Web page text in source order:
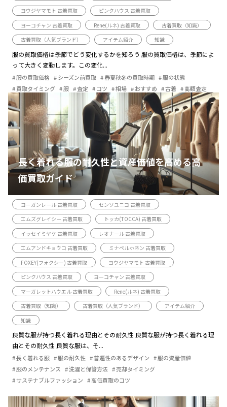
ヨウジヤマモト 古着買取
ピンクハウス 古着買取
ヨーコチャン 古着買取
Rene(ルネ) 古着買取
古着買取（知識）
古着買取（人気ブランド）
アイテム紹介 知識
服の買取価格は季節でどう変化するかを知ろう 服の買取価格は、季節によ
って大きく変動します。この変化...
服の買取価格 シーズン前買取 春夏秋冬の買取時期
服の状態
買取タイミング
服 査定 コツ 相場 おすすめ 古着 高額査定
長く着れる服の耐久性と資産価値を高める高
価買取ガイド
ヨーガンレール 古着買取
センソユニコ 古着買取
エムズグレイシー 古着買取
トッカ(TOCCA) 古着買取
イッセイミヤケ 古着買取
レオナール 古着買取
エムアンドキョウコ 古着買取
ミナペルホネン 古着買取
FOXEY(フォクシー) 古着買取
ヨウジヤマモト 古着買取
ピンクハウス 古着買取
ヨーコチャン 古着買取
マーガレットハウエル 古着買取
Rene(ルネ) 古着買取
古着買取（知識）
古着買取（人気ブランド）
アイテム紹介
知識
良質な服が持つ長く着れる理由とその耐久性 良質な服が持つ長く着れる理
由とその耐久性 良質な服は、そ...
長く着れる服 服の耐久性 普遍性のあるデザイン
服の資産価値
服のメンテナンス
洗濯と保管方法
売却タイミング
サステナブルファッション
高価買取のコツ